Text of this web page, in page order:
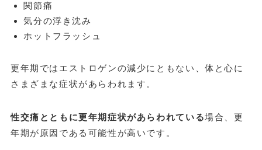
関節痛
気分の浮き沈み
ホットフラッシュ
更年期ではエストロゲンの減少にともない、体と心に
さまざまな症状があらわれます。
性交痛とともに更年期症状があらわれている場合、更
年期が原因である可能性が高いです。